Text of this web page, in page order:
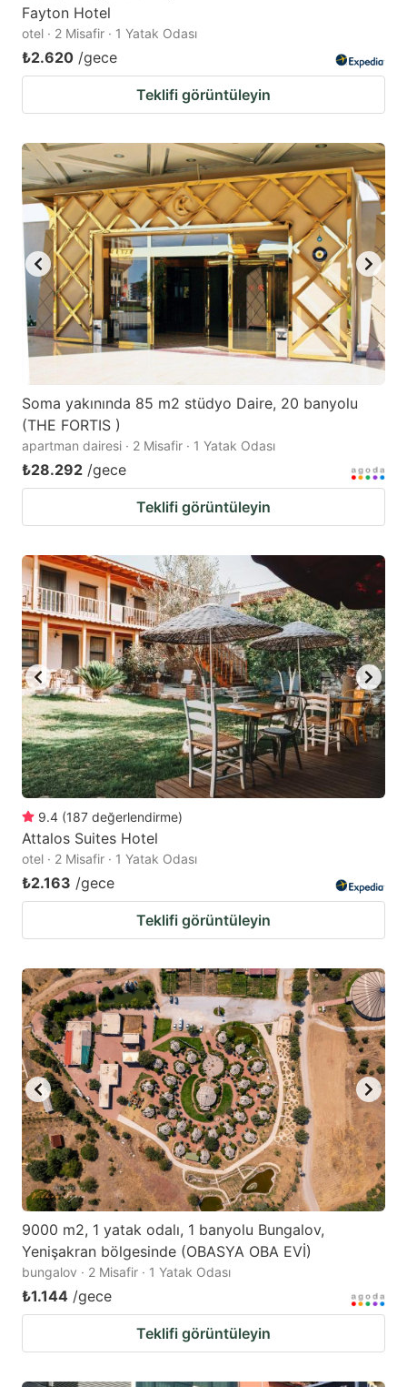
dates.
Fayton Hotel
otel · 2 Misafir · 1 Yatak Odası
₺2.620 /gece
Teklifi görüntüleyin
Soma yakınında 85 m2 stüdyo Daire, 20 banyolu
(THE FORTIS )
apartman dairesi · 2 Misafir · 1 Yatak Odası
₺28.292 /gece
Teklifi görüntüleyin
9.4 (187 değerlendirme)
Attalos Suites Hotel
otel · 2 Misafir · 1 Yatak Odası
₺2.163 /gece
Teklifi görüntüleyin
9000 m2, 1 yatak odalı, 1 banyolu Bungalov,
Yenişakran bölgesinde (OBASYA OBA EVİ)
bungalov · 2 Misafir · 1 Yatak Odası
₺1.144 /gece
Teklifi görüntüleyin